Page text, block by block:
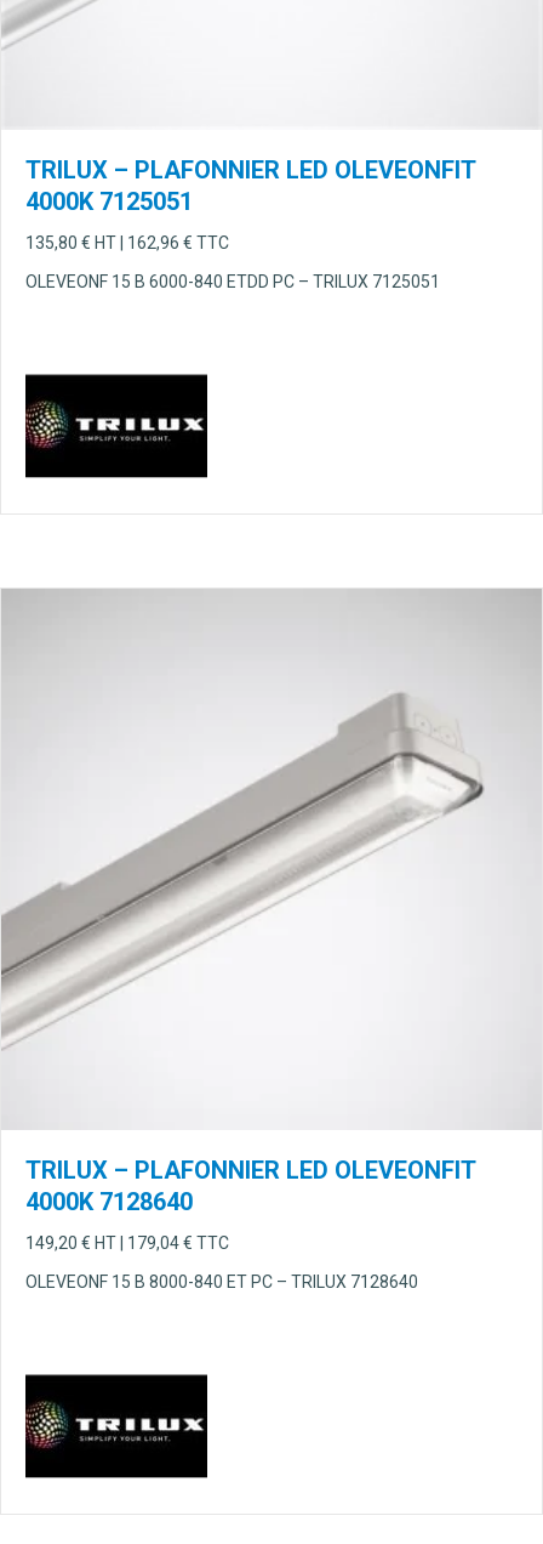
TRILUX – PLAFONNIER LED OLEVEONFIT
4000K 7125051
135,80 € HT | 162,96 € TTC
OLEVEONF 15 B 6000-840 ETDD PC – TRILUX 7125051
TRILUX – PLAFONNIER LED OLEVEONFIT
4000K 7128640
149,20 € HT | 179,04€ TTC
OLEVEONF 15 B 8000-840 ET PC – TRILUX 7128640